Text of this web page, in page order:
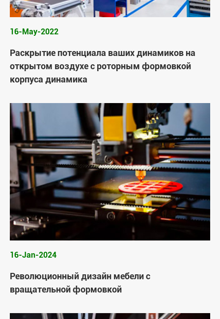
16-May-2022
Раскрытие потенциала ваших динамиков на
открытом воздухе с роторным формовкой
корпуса динамика
16-Jan-2024
Революционный дизайн мебели с
вращательной формовкой